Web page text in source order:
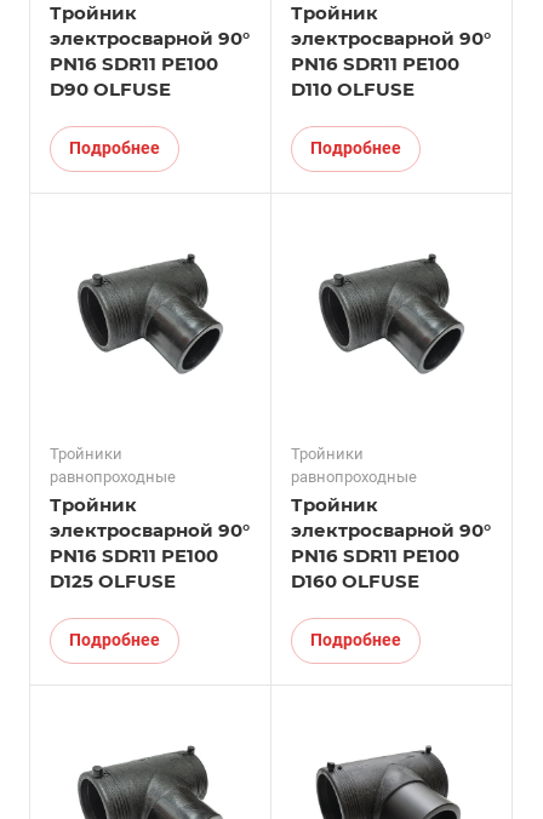
Тройник
электросварной 90°
PN16 SDR11 PE100
D90 OLFUSE
Подробнее
Тройник
электросварной 90°
PN16 SDR11 PE100
D110 OLFUSE
Подробнее
Тройники
равнопроходные
Тройник
электросварной 90°
PN16 SDR11 PE100
D125 OLFUSE
Подробнее
Тройники
равнопроходные
Тройник
электросварной 90°
PN16 SDR11 PE100
D160 OLFUSE
Подробнее